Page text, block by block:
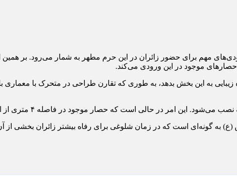
مهم برای حضور زائران در این حرم مطهر به شمار می‌رود. بر
حصارهای موجود در این ورودی می‌کند.
به این بخش بدهد، به طوری که تقارن طراحی در متحرک با معماری
گونه‌ای است که در زمان شلوغی برای رفاه بیشتر زائران بخشی از